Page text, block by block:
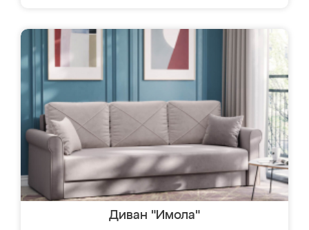
Диван "Имола"